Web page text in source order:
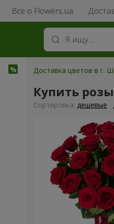
Все о Flowers.ua
Доставка цветов в г.
Купить розы
Cортировка: дешевые